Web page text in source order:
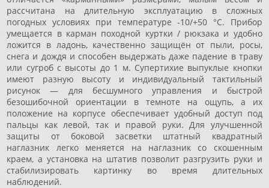
рассчитана на длительную эксплуатацию в сложных
погодных условиях при температуре -10/+50 °C. Прибор
умещается в карман походной куртки / рюкзака и удобно
ложится в ладонь, качественно защищён от пыли, росы,
снега и дождя и способен выдержать даже падение в траву
или сугроб с высоты до 1 м. Супертихие выпуклые кнопки
имеют разную высоту и индивидуальный тактильный
рисунок — для бесшумного управления и быстрой
безошибочной ориентации в темноте на ощупь, а их
положение на корпусе обеспечивает удобный доступ под
пальцы как левой, так и правой руки. Для улучшенной
защиты от боковой засветки штатный квадратный
наглазник легко меняется на наглазник со скошенным
краем, а установка на штатив позволит разгрузить руки и
стабилизировать картинку во время длительных
наблюдений.